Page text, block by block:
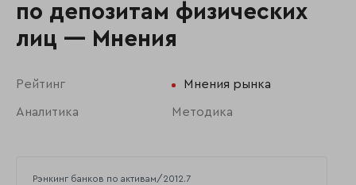
по депозитам физических
лиц — Мнения
Рейтинг Мнения рынка
Аналитика Методика
Рэнкинг банков по активам/2012.7